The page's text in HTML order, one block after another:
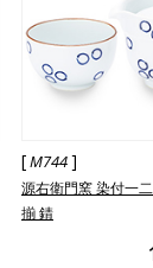
[M744]
源右衛門窯 染付一
揃 錆